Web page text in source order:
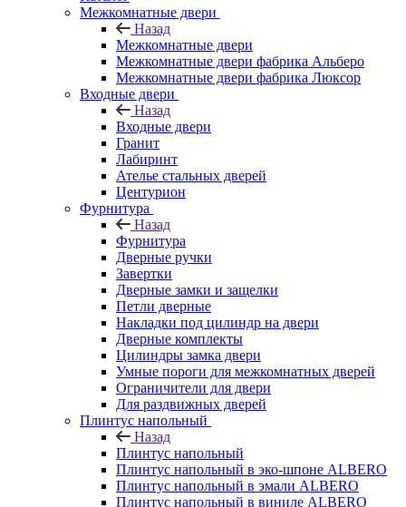
Межкомнатные двери
Назад
Межкомнатные двери
Межкомнатные двери фабрика Альберо
Межкомнатные двери фабрика Люксор
Входные двери
Назад
Входные двери
Гранит
Лабиринт
Ателье стальных дверей
Центурион
Фурнитура
Назад
Фурнитура
Дверные ручки
Завертки
Дверные замки и защелки
Петли дверные
Накладки под цилиндр на двери
Дверные комплекты
Цилиндры замка двери
Умные пороги для межкомнатных дверей
Ограничители для двери
Для раздвижных дверей
Плинтус напольный
Назад
Плинтус напольный
Плинтус напольный в эко-шпоне ALBERO
Плинтус напольный в эмали ALBERO
Плинтус напольный в виниле ALBERO